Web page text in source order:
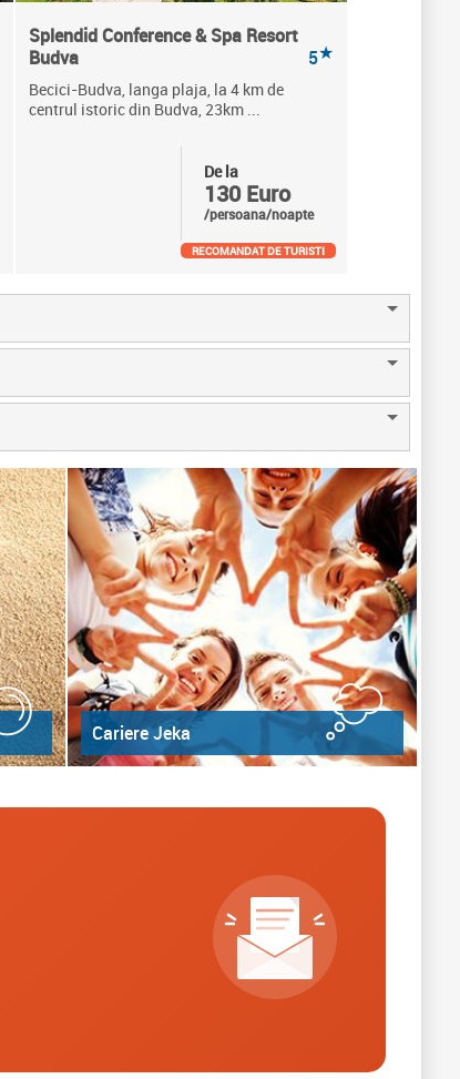
Splendid Conference & Spa Resort
Budva
5★
Becici-Budva, langa plaja, la 4 km de
centrul istoric din Budva, 23km ...
De la
130 Euro
/persoana/noapte
RECOMANDAT DE TURISTI
Cariere Jeka